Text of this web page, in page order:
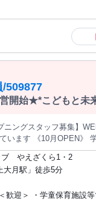
掃 など） ・Instagram
る
るか」といった観点か
ブ業務・バックオフィ
援体制や運営フローの整備、現場オペ
能性を広げる仕事がした
係機関連携などの実務
PowerPoint、メール対
ニケーション力のある方 【歓迎条
移行支援等での勤務経験
運用、事務業務など
ある方 ・スタッフ育成
方 ・現場の実務を理解
した福祉事業に関心の
/509877
開始★*こどもと未
ニングスタッフ募集】
います 《10月OPEN》
す♪ ●こどもたちが安
室管理 ●保護者対応 ●
格・未経験でもOK◎経
やえざくら1・2
大月駅」徒歩5分
＞ ・学童保育施設等での勤